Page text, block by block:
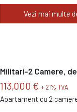
Vezi mai multe
Militari-2 Camere,
113,000 € + 21% TVA
Apartament cu 2